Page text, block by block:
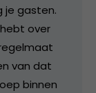
je gasten.
over
van dat
binnen